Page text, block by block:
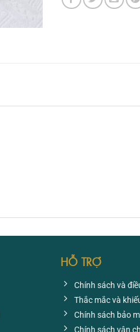
HỖ TRỢ
Chính sách và
Thắc mắc và
Chính sách bảo
Chính sách vận